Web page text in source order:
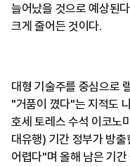
늘어났을 것으로 예상된
크게 줄어든 것이다.
대형 기술주를 중심으로
"거품이 꼈다"는 지적도
호세 토레스 수석 이코노
대유행) 기간 정부가 방
어렵다"며 올해 남은 기